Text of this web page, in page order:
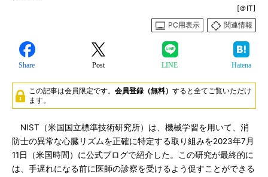
[＠IT]
PC用表示
関連情報
Share Post LINE Hatena
この記事は会員限定です。 会員登録（無料） すると全てご覧いただけ
ます。
NIST（米国国立標準技術研究所）は、機械学習を用いて、消
防士の異常な心臓リズムを正確に特定する取り組みを2023年7月
11日（米国時間）に公式ブログで紹介した。この研究が最終的に
は、手遅れになる前に医師の診察を受けるよう促すことができる